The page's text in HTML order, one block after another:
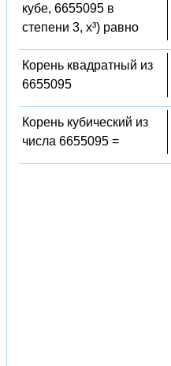
кубе, 6655095 в
степени 3, x³) равно
Корень квадратный из
6655095
Корень кубический из
числа 6655095 =